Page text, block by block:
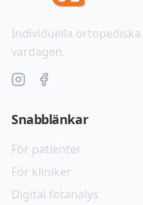
Individuella
vardagen.
Snabblänkar
För patienter
För kliniker
Digital fotanalys